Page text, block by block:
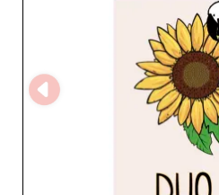
надежностью, SUNFLOWER
своих партнеров
соблюдением сроков
структурированными
Расположение в Падуе дает
привилегированный доступ к
текстильным цепочкам,
и высокими стандартами качества. Если
расширить отделы
нижнего белья или
SUNFLOWER SRL 董氏 — тот
который поможет привлечь
ищущую стиль и комфорт.